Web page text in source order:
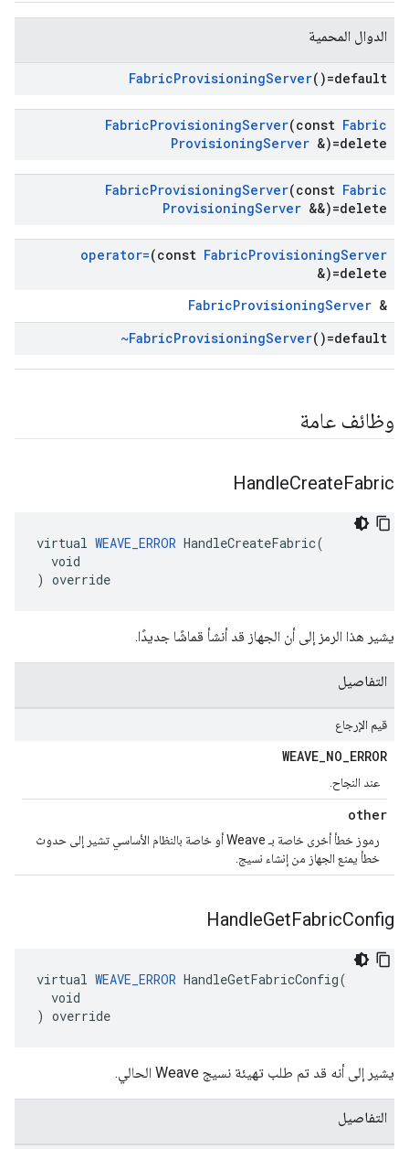
الدوال المحمية
FabricProvisioningServer()=default
FabricProvisioningServer(const Fabric
ProvisioningServer &)=delete
FabricProvisioningServer(const Fabric
ProvisioningServer &&)=delete
operator=(const FabricProvisioningServer
&)=delete
FabricProvisioningServer &
~FabricProvisioningServer()=default
وظائف عامة
HandleCreateFabric
virtual WEAVE_ERROR HandleCreateFabric(
  void
) override
يشير هذا الرمز إلى أن الجهاز قد أنشأ قماشًا جديدًا.
التفاصيل
قيم الإرجاع
WEAVE_NO_ERROR
عند النجاح.
other
رموز خطأ أخرى خاصة بـ Weave أو خاصة بالنظام الأساسي تشير إلى حدوث
خطأ يمنع الجهاز من إنشاء نسيج.
HandleGetFabricConfig
virtual WEAVE_ERROR HandleGetFabricConfig(
  void
) override
يشير إلى أنه قد تم طلب تهيئة نسيج Weave الحالي.
التفاصيل